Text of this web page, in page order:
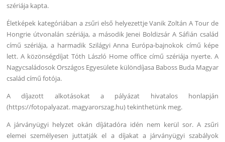
szériája kapta.
Életképek kategóriában a zsűri első helyezettje Vanik Zoltán A Tour de
Hongrie útvonalán szériája, a második Jenei Boldizsár A Sáfián család
című szériája, a harmadik Szilágyi Anna Európa-bajnokok című képe
lett. A közönségdíjat Tóth László Home office című szériája nyerte. A
Nagycsaládosok Országos Egyesülete különdíjasa Baboss Buda Magyar
család című fotója.
A díjazott alkotásokat a pályázat hivatalos honlapján
(https://fotopalyazat. magyarorszag.hu) tekinthetünk meg.
A járványügyi helyzet okán díjátadóra idén nem kerül sor. A zsűri
elemei személyesen juttatják el a díjakat a járványügyi szabályok